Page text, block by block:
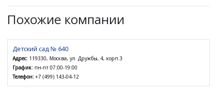
Похожие компании
Детский сад № 640
Адрес: 119330, Москва, ул. Дружбы, 4, корп.3
График: пн-пт 07:00-19:00
Телефон: +7 (499) 143-04-12